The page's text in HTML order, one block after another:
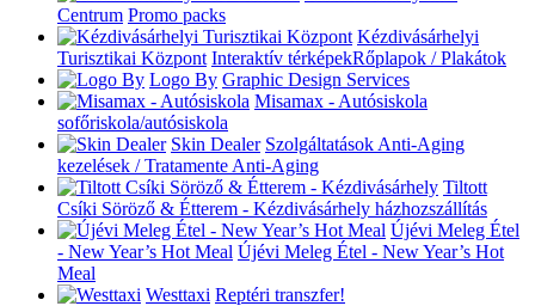
Centrum Promo packs
Kézdivásárhelyi
Turisztikai Központ Interaktív térképekRőplapok / Plakátok
Logo By Graphic Design Services
Misamax - Autósiskola
sofőriskola/autósiskola
Skin Dealer Szolgáltatások Anti-Aging
kezelések / Tratamente Anti-Aging
Tiltott
Csíki Söröző & Étterem - Kézdivásárhely házhozszállítás
Újévi Meleg Étel
- New Year’s Hot Meal Újévi Meleg Étel - New Year’s Hot
Meal
Westtaxi Reptéri transzfer!